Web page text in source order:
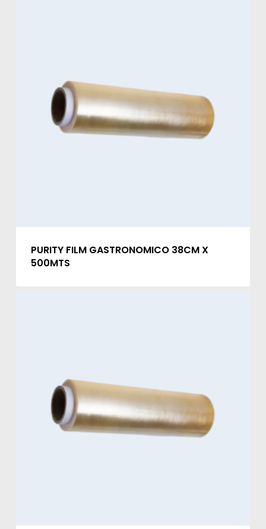
PURITY FILM GASTRONOMICO 38CM X
500MTS